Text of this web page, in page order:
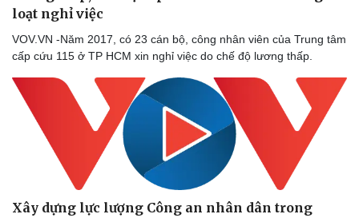
Doanh nghiệp
Thông tin doanh nghiệp
Doanh nghiệp 24h
Doanh nhân
Vì cộng đồng
Công nghệ
Sành điệu
Tin Công nghệ
Trải nghiệm
Chuyển đổi số
loạt nghỉ việc
VOV.VN -Năm 2017, có 23 cán bộ, công nhân viên của Trung tâm
cấp cứu 115 ở TP HCM xin nghỉ việc do chế độ lương thấp.
Xây dựng lực lượng Công an nhân dân trong